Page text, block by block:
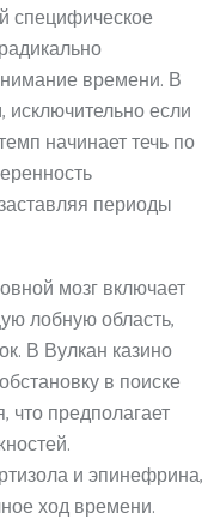
специфическое
времени. В
если
начинает течь по
периоды
мозг включает
лобную область,
В Вулкан казино
в поиске
что предполагает
и эпинефрина,
ход времени.